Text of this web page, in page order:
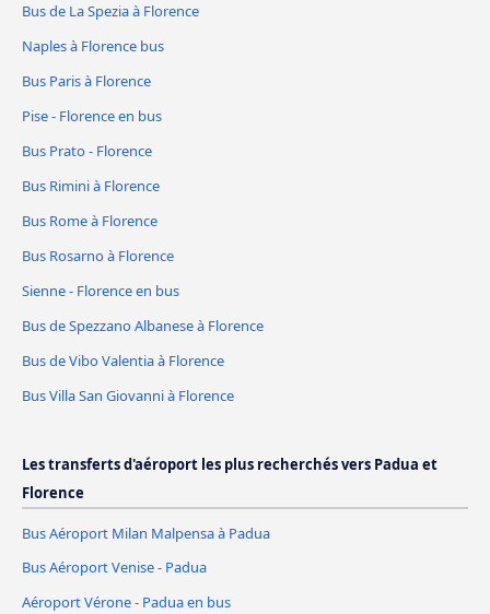
Bus de La Spezia à Florence
Naples à Florence bus
Bus Paris à Florence
Pise - Florence en bus
Bus Prato - Florence
Bus Rimini à Florence
Bus Rome à Florence
Bus Rosarno à Florence
Sienne - Florence en bus
Bus de Spezzano Albanese à Florence
Bus de Vibo Valentia à Florence
Bus Villa San Giovanni à Florence
Les transferts d'aéroport les plus recherchés vers Padua et
Florence
Bus Aéroport Milan Malpensa à Padua
Bus Aéroport Venise - Padua
Aéroport Vérone - Padua en bus